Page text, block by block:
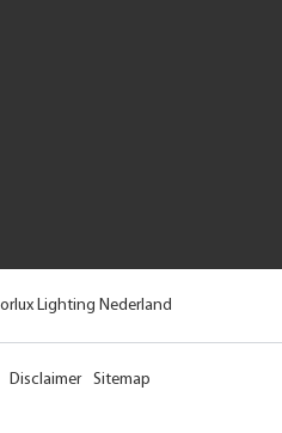
Lighting Nederland
Disclaimer Sitemap